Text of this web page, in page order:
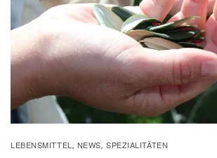
LEBENSMITTEL, NEWS,SPEZIALITÄTEN